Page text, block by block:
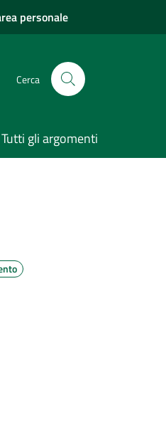
personale
Cerca
Tutti gli argomenti